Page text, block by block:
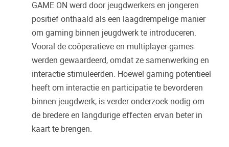
GAME ON werd door jeugdwerkers en jongeren
positief onthaald als een laagdrempelige manier
om gaming binnen jeugdwerk te introduceren.
Vooral de coöperatieve en multiplayer-games
werden gewaardeerd, omdat ze samenwerking en
interactie stimuleerden. Hoewel gaming potentieel
heeft om interactie en participatie te bevorderen
binnen jeugdwerk, is verder onderzoek nodig om
de bredere en langdurige effecten ervan beter in
kaart te brengen.